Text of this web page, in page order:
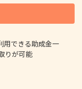
用できる助成金一
りが可能